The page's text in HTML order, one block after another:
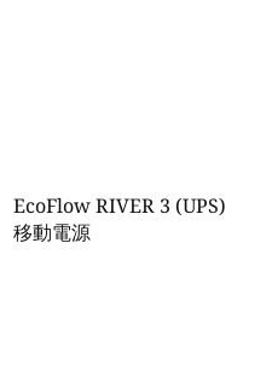
EcoFlow RIVER 3 (UPS)
移動電源